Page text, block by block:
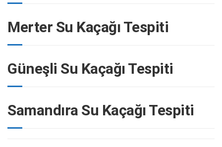
Merter Su Kaçağı Tespiti
Güneşli Su Kaçağı Tespiti
Samandıra Su Kaçağı Tespiti